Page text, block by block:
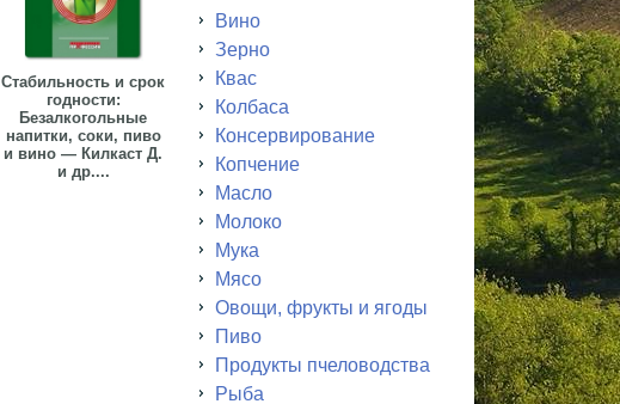
Стабильность и срок
годности:
Безалкогольные
напитки, соки, пиво
и вино — Килкаст Д.
и др....
Вино
Зерно
Квас
Колбаса
Консервирование
Копчение
Масло
Молоко
Мука
Мясо
Овощи, фрукты и ягоды
Пиво
Продукты пчеловодства
Рыба